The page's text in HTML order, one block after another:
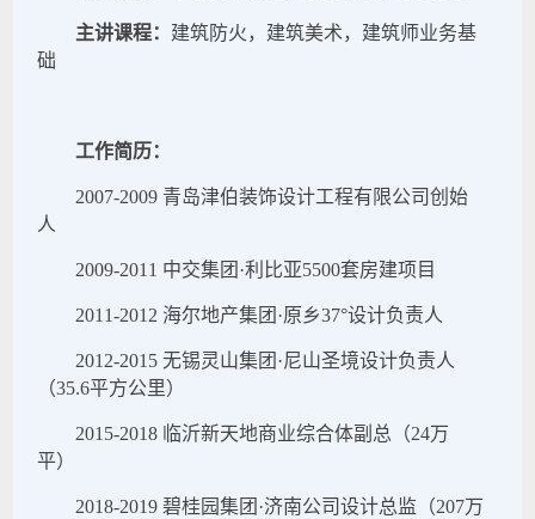
主讲课程： 建筑防火，建筑美术，建筑师业务基
础
工作简历：
2007-2009 青岛津伯装饰设计工程有限公司创始
人
2009-2011 中交集团·利比亚5500套房建项目
2011-2012 海尔地产集团·原乡37°设计负责人
2012-2015 无锡灵山集团·尼山圣境设计负责人
（35.6平方公里）
2015-2018 临沂新天地商业综合体副总（24万
平）
2018-2019 碧桂园集团·济南公司设计总监（207万